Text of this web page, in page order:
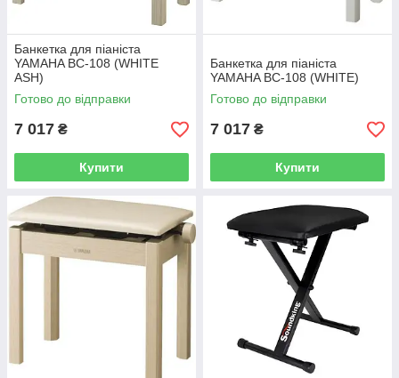
Банкетка для піаніста
YAMAHA BC-108 (WHITE
ASH)
Готово до відправки
7 017 ₴
Купити
Банкетка для піаніста
YAMAHA BC-108 (WHITE)
Готово до відправки
7 017 ₴
Купити